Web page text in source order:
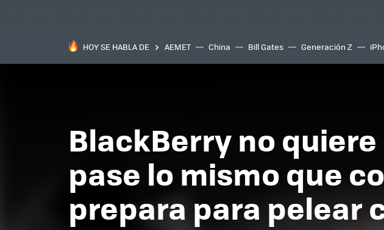
HOY SE HABLA DE AEMET China Bill Gates Generación Z
BlackBerry no
pase lo mismo que
prepara para pelear